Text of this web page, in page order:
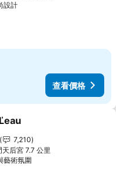
設計
查看價格
的最愛
7,210
后宮 7.7 公里
藝術氛圍